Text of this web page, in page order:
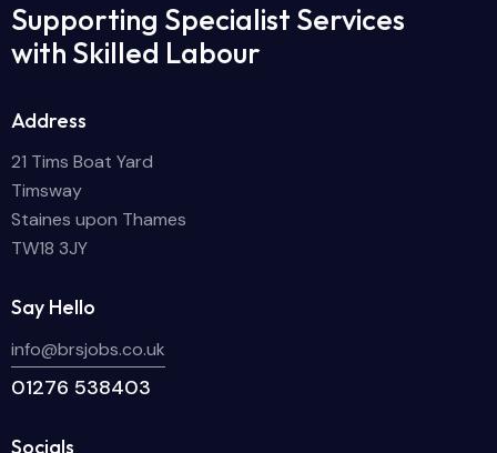
Supporting Specialist Services
with Skilled Labour
Address
21 Tims Boat Yard
Timsway
Staines upon Thames
TW18 3JY
Say Hello
info@brsjobs.co.uk
01276 538403
Socials